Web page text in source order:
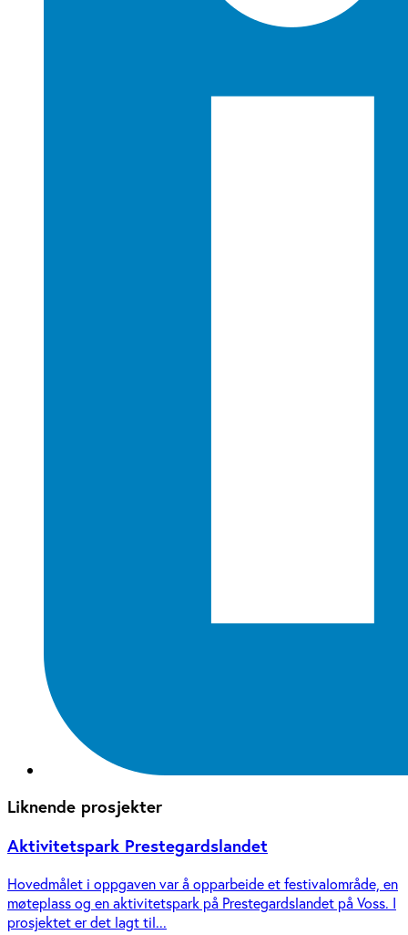
Liknende prosjekter
Aktivitetspark Prestegardslandet
Hovedmålet i oppgaven var å opparbeide et festivalområde, en
møteplass og en aktivitetspark på Prestegardslandet på Voss. I
prosjektet er det lagt til...